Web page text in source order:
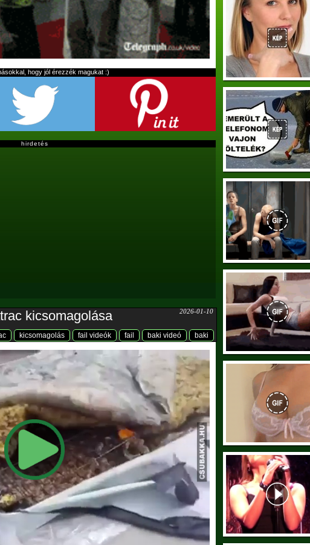
hogy jól érezzék magukat :)
hirdetés
2026-01-10
kicsomagolása
baki
baki videó
fail
fail videók
kicsomagolás